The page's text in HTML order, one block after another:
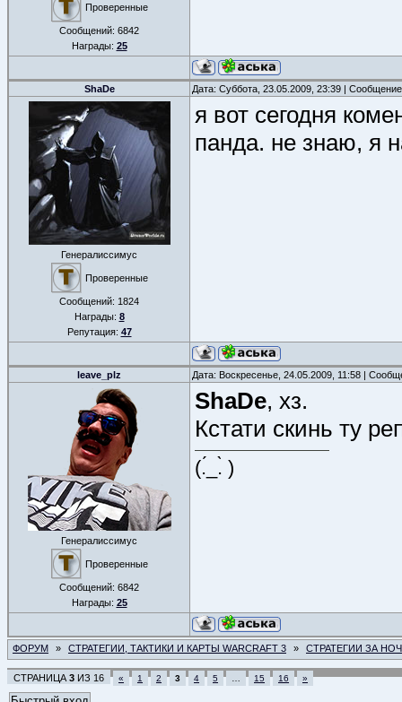
Проверенные
Сообщений: 6842
Награды: 25
ShaDe Дата: Суббота, 23.05.2009, 23:39 |
Генералиссимус
Проверенные
Сообщений: 1824
Награды: 8
Репутация: 47
я вот сегодня
панда. не знаю, я
leave_plz Дата: Воскресенье, 24.05.2009, 11:58 |
Генералиссимус
Проверенные
Сообщений: 6842
Награды: 25
ShaDe, хз.
Кстати скинь ту
(.́_.̀ )
ФОРУМ » СТРАТЕГИИ, ТАКТИКИ И КАРТЫ WARCRAFT 3 » СТРАТЕГИИ ЗА
СТРАНИЦА 3 ИЗ 16 « 1 2 3 4 5 15 16 »